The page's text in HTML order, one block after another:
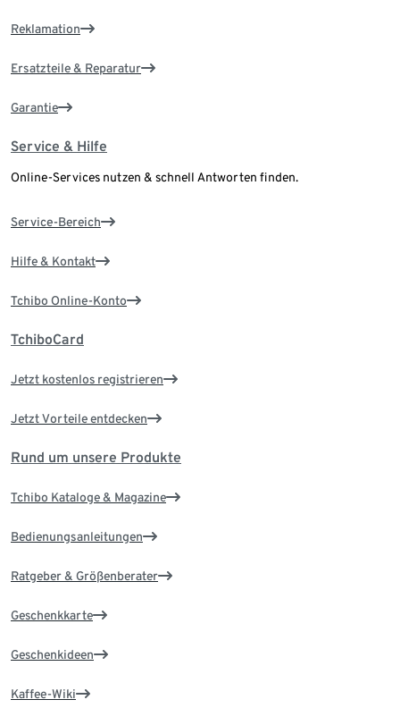
Reklamation
Ersatzteile & Reparatur
Garantie
Service & Hilfe
Online-Services nutzen & schnell Antworten finden.
Service-Bereich
Hilfe & Kontakt
Tchibo Online-Konto
TchiboCard
Jetzt kostenlos registrieren
Jetzt Vorteile entdecken
Rund um unsere Produkte
Tchibo Kataloge & Magazine
Bedienungsanleitungen
Ratgeber & Größenberater
Geschenkkarte
Geschenkideen
Kaffee-Wiki